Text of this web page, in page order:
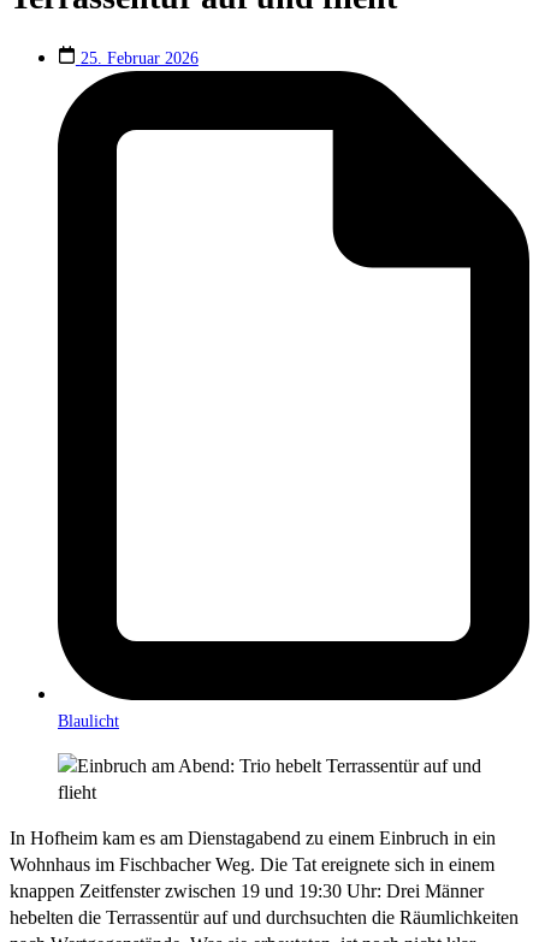
25. Februar 2026
Blaulicht
In Hofheim kam es am Dienstagabend zu einem Einbruch in ein
Wohnhaus im Fischbacher Weg. Die Tat ereignete sich in einem
knappen Zeitfenster zwischen 19 und 19:30 Uhr: Drei Männer
hebelten die Terrassentür auf und durchsuchten die Räumlichkeiten